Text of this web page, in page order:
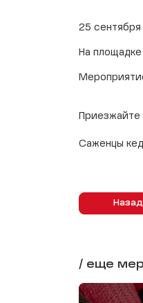
25
На
Приезжайте
Саженцы
Назад
/ еще